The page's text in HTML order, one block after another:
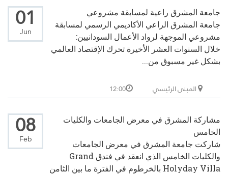
01
Jun
جامعة المشرق راعية لمسابقة مشروعي
جامعة المشرق الراعي الأكاديمي الرسمي لمسابقة
مشروعي الموجهة لرواد الأعمال السودانيين:
خلال السنوات العشر الأخيرة تحرك الإقتصاد العالمي
بشكل غير مسبوق من...
المبنى الرئيسي 12:00
08
Feb
مشاركة المشرق في معرض الجامعات والكليات
الخامس
شاركت جامعة المشرق في معرض الجامعات
والكليات الخامس الذي انعقد في فندق Grand
Holyday Villa بالخرطوم في الفترة ما بين الثامن